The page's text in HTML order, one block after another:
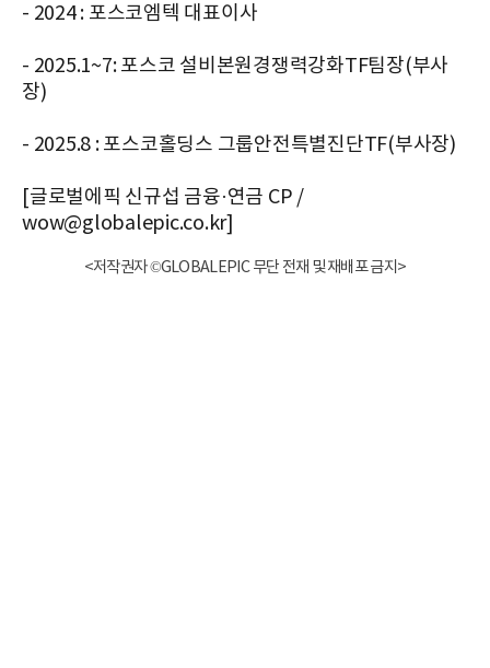
- 2024 : 포스코엠텍 대표이사
- 2025.1~7: 포스코 설비본원경쟁력강화TF팀장(부사
장)
- 2025.8 : 포스코홀딩스 그룹안전특별진단TF(부사장)
[글로벌에픽 신규섭 금융·연금 CP /
wow@globalepic.co.kr]
<저작권자 ©GLOBALEPIC 무단 전재 및 재배포 금지>